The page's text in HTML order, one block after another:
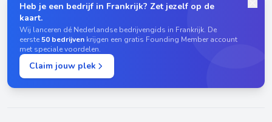
Heb je een bedrijf in Frankrijk? Zet jezelf op de
kaart.
Wij lanceren dé Nederlandse bedrijvengids in Frankrijk. De
eerste50 bedrijven krijgen een gratis Founding Member account
met speciale voordelen.
Claim jouw plek